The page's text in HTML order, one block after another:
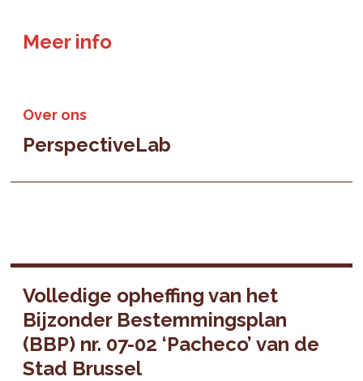
Meer info
Over ons
PerspectiveLab
Volledige opheffing van het
Bijzonder Bestemmingsplan
(BBP) nr. 07-02 ‘Pacheco’ van de
Stad Brussel